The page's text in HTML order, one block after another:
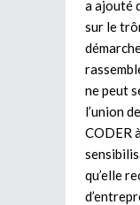
a ajouté
sur le
ne peut
l’union
CODER
qu’elle